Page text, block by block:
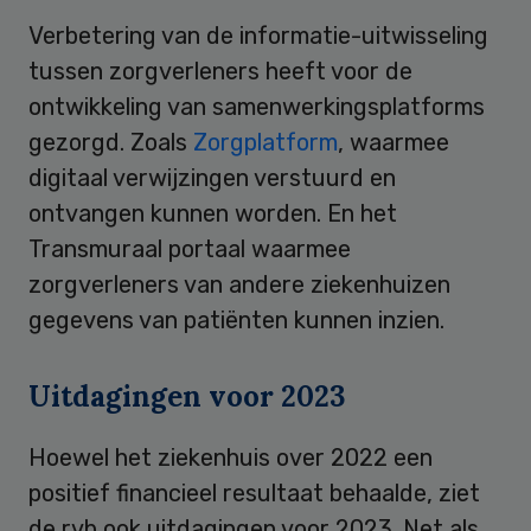
Verbetering van de informatie-uitwisseling
tussen zorgverleners heeft voor de
ontwikkeling van samenwerkingsplatforms
gezorgd. Zoals Zorgplatform, waarmee
digitaal verwijzingen verstuurd en
ontvangen kunnen worden. En het
Transmuraal portaal waarmee
zorgverleners van andere ziekenhuizen
gegevens van patiënten kunnen inzien.
Uitdagingen voor 2023
Hoewel het ziekenhuis over 2022 een
positief financieel resultaat behaalde, ziet